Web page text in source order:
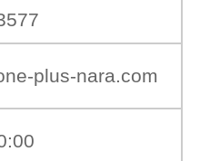
plus-nara.com